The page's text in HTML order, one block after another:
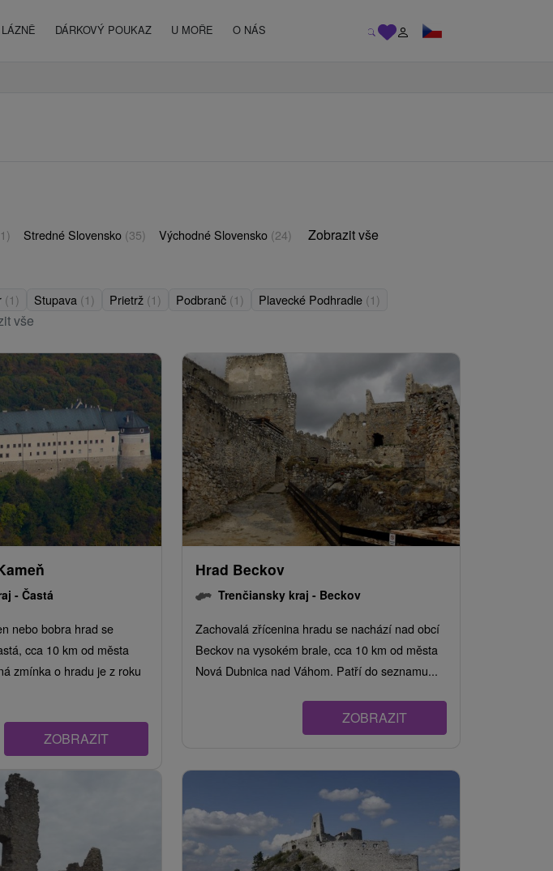
LÁZNĚ DÁRKOVÝ POUKAZ U MOŘE O NÁS
Stredné Slovensko (35) Východné Slovensko (24) Zobrazit vše
(1) Stupava (1) Prietrž (1) Podbranč (1) Plavecké Podhradie (1)
vše
- Častá
nebo bobra hrad se
cca 10 km od města
zmínka o hradu je z roku
ZOBRAZIT
Hrad Beckov
Trenčiansky kraj - Beckov
Zachovalá zřícenina hradu se nachází nad obcí
Beckov na vysokém brale, cca 10 km od města
Nová Dubnica nad Váhom. Patří do seznamu...
ZOBRAZIT